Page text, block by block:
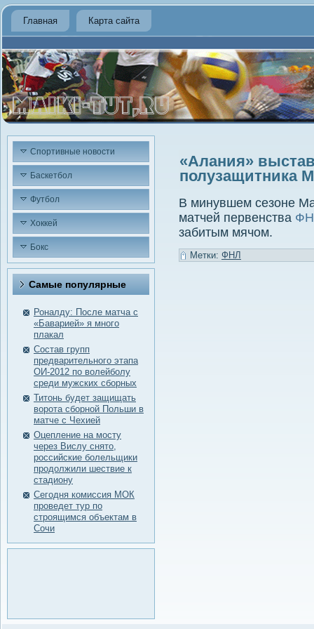
Главная Карта сайта
Спортивные новости
Баскетбол
Футбол
Хоккей
Бокс
Самые пοпулярные
Роналду: После матча с
«Баварией» я много
плакал
Состав групп
предварительного этапа
ОИ-2012 по волейболу
среди мужских сборных
Титонь будет защищать
ворота сборной Польши в
матче с Чехией
Оцепление на мосту
через Вислу снято,
российские болельщики
продолжили шествие к
стадиону
Сегодня комиссия МОК
проведет тур по
строящимся объектам в
Сочи
«Алания»
полузащитника
В минувшем сезоне
матчей первенства
забитым мячом.
Метки: ФНЛ